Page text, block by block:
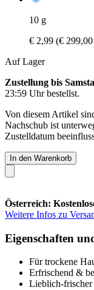
10 g
€ 2,99 (€
Auf Lager
Zustellung bis
23:59 Uhrbestellst.
Von diesem Artikel
Nachschub ist
Zustelldatum
In den Warenkorb
Österreich:
Weitere Infos zu
Eigenschaften
Für trockene
Erfrischend &
Lieblich-